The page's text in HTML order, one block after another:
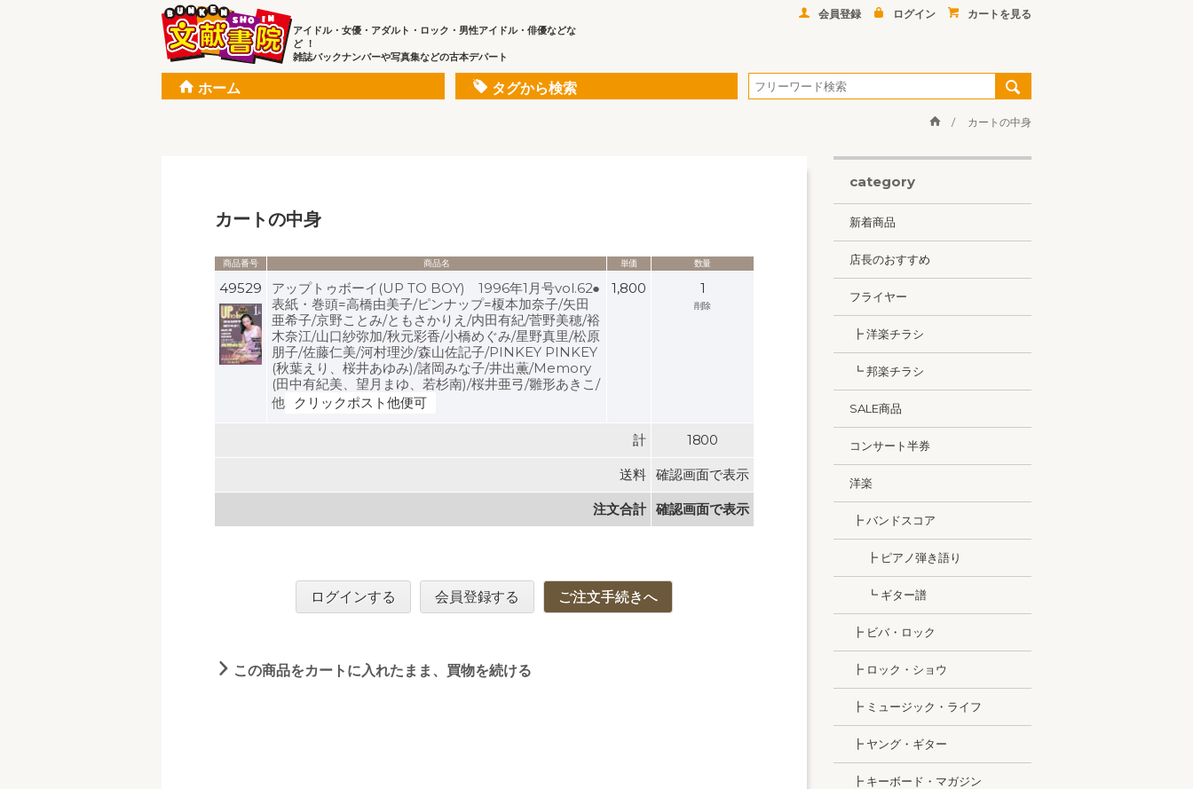
アイドル・女優・アダルト・ロック・男性アイドル・俳優などな
ど ！
雑誌バックナンバーや写真集などの古本デパート
会員登録 ログイン カートを見る
ホーム タグから検索
カートの中身
カートの中身
商品番号 商品名 単価 数量
49529
アップトゥボーイ(UP TO BOY) 1996年1月号vol.62●
表紙・巻頭=高橋由美子/ピンナップ=榎本加奈子/矢田
亜希子/京野ことみ/ともさかりえ/内田有紀/菅野美穂/裕
木奈江/山口紗弥加/秋元彩香/小橋めぐみ/星野真里/松原
朋子/佐藤仁美/河村理沙/森山佐記子/PINKEY PINKEY
(秋葉えり、桜井あゆみ)/諸岡みな子/井出薫/Memory
(田中有紀美、望月まゆ、若杉南)/桜井亜弓/雛形あきこ/
他
クリックポスト他便可
1,800 1
削除
計 1800
送料 確認画面で表示
注文合計 確認画面で表示
ログインする 会員登録する ご注文手続きへ
この商品をカートに入れたまま、買物を続ける
category
新着商品
店長のおすすめ
フライヤー
┣ 洋楽チラシ
┗ 邦楽チラシ
SALE商品
コンサート半券
洋楽
┣ バンドスコア
┣ ピアノ弾き語り
┗ ギター譜
┣ ビバ・ロック
┣ ロック・ショウ
┣ ミュージック・ライフ
┣ ヤング・ギター
┣ キーボード・マガジン